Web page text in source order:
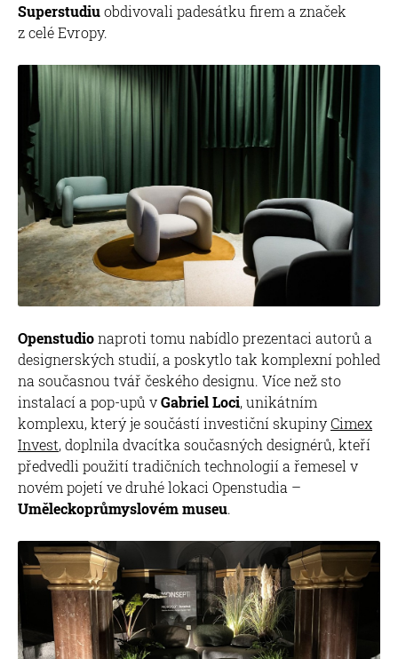
Superstudiuobdivovali padesátku firem a značek
z celé Evropy.
Openstudionaproti tomu nabídlo prezentaci autorů a
designerských studií, a poskytlo tak komplexní pohled
na současnou tvář českého designu. Více než sto
instalací a pop-upů vGabriel Loci, unikátním
komplexu, který je součástí investiční skupinyCimex
Invest, doplnila dvacítka současných designérů, kteří
předvedli použití tradičních technologií a řemesel v
novém pojetí ve druhé lokaci Openstudia –
Uměleckoprůmyslovém museu.